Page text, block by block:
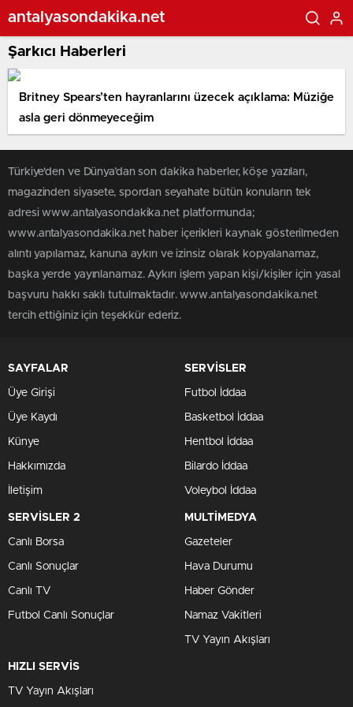
antalyasondakika.net
Şarkıcı Haberleri
Britney Spears’ten hayranlarını üzecek açıklama: Müziğe
asla geri dönmeyeceğim
Türkiye'den ve Dünya’dan son dakika haberler, köşe yazıları,
magazinden siyasete, spordan seyahate bütün konuların tek
adresi www.antalyasondakika.net platformunda;
www.antalyasondakika.net haber içerikleri kaynak gösterilmeden
alıntı yapılamaz, kanuna aykırı ve izinsiz olarak kopyalanamaz,
başka yerde yayınlanamaz. Aykırı işlem yapan kişi/kişiler için yasal
başvuru hakkı saklı tutulmaktadır. www.antalyasondakika.net
tercih ettiğiniz için teşekkür ederiz.
SAYFALAR
Üye Girişi
Üye Kaydı
Künye
Hakkımızda
İletişim
SERVİSLER
Futbol İddaa
Basketbol İddaa
Hentbol İddaa
Bilardo İddaa
Voleybol İddaa
SERVİSLER 2
Canlı Borsa
Canlı Sonuçlar
Canlı TV
Futbol Canlı Sonuçlar
MULTİMEDYA
Gazeteler
Hava Durumu
Haber Gönder
Namaz Vakitleri
TV Yayın Akışları
HIZLI SERVİS
TV Yayın Akışları